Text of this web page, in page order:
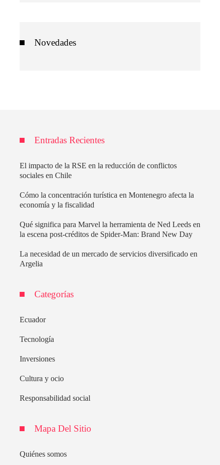
Novedades
Entradas Recientes
El impacto de la RSE en la reducción de conflictos
sociales en Chile
Cómo la concentración turística en Montenegro afecta la
economía y la fiscalidad
Qué significa para Marvel la herramienta de Ned Leeds en
la escena post-créditos de Spider-Man: Brand New Day
La necesidad de un mercado de servicios diversificado en
Argelia
Categorías
Ecuador
Tecnología
Inversiones
Cultura y ocio
Responsabilidad social
Mapa Del Sitio
Quiénes somos